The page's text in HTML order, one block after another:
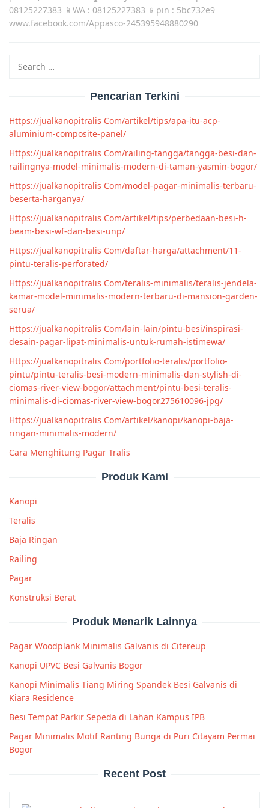
08125227383 📱WA : 08125227383 📱pin : 5bc732e9
www.facebook.com/Appasco-245395948880290
for:
Pencarian Terkini
Https://jualkanopitralis Com/artikel/tips/apa-itu-acp-
aluminium-composite-panel/
Https://jualkanopitralis Com/railing-tangga/tangga-besi-dan-
railingnya-model-minimalis-modern-di-taman-yasmin-bogor/
Https://jualkanopitralis Com/model-pagar-minimalis-terbaru-
beserta-harganya/
Https://jualkanopitralis Com/artikel/tips/perbedaan-besi-h-
beam-besi-wf-dan-besi-unp/
Https://jualkanopitralis Com/daftar-harga/attachment/11-
pintu-teralis-perforated/
Https://jualkanopitralis Com/teralis-minimalis/teralis-jendela-
kamar-model-minimalis-modern-terbaru-di-mansion-garden-
serua/
Https://jualkanopitralis Com/lain-lain/pintu-besi/inspirasi-
desain-pagar-lipat-minimalis-untuk-rumah-istimewa/
Https://jualkanopitralis Com/portfolio-teralis/portfolio-
pintu/pintu-teralis-besi-modern-minimalis-dan-stylish-di-
ciomas-river-view-bogor/attachment/pintu-besi-teralis-
minimalis-di-ciomas-river-view-bogor275610096-jpg/
Https://jualkanopitralis Com/artikel/kanopi/kanopi-baja-
ringan-minimalis-modern/
Cara Menghitung Pagar Tralis
Produk Kami
Kanopi
Teralis
Baja Ringan
Railing
Pagar
Konstruksi Berat
Produk Menarik Lainnya
Pagar Woodplank Minimalis Galvanis di Citereup
Kanopi UPVC Besi Galvanis Bogor
Kanopi Minimalis Tiang Miring Spandek Besi Galvanis di
Kiara Residence
Besi Tempat Parkir Sepeda di Lahan Kampus IPB
Pagar Minimalis Motif Ranting Bunga di Puri Citayam Permai
Bogor
Recent Post